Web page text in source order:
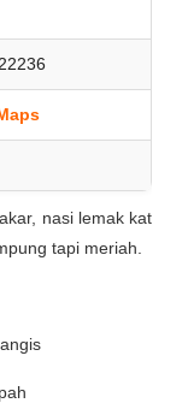
nasi lemak kat
tapi meriah.